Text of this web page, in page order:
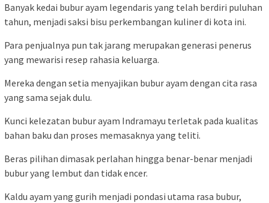
Banyak kedai bubur ayam legendaris yang telah berdiri puluhan
tahun, menjadi saksi bisu perkembangan kuliner di kota ini.
Para penjualnya pun tak jarang merupakan generasi penerus
yang mewarisi resep rahasia keluarga.
Mereka dengan setia menyajikan bubur ayam dengan cita rasa
yang sama sejak dulu.
Kunci kelezatan bubur ayam Indramayu terletak pada kualitas
bahan baku dan proses memasaknya yang teliti.
Beras pilihan dimasak perlahan hingga benar-benar menjadi
bubur yang lembut dan tidak encer.
Kaldu ayam yang gurih menjadi pondasi utama rasa bubur,